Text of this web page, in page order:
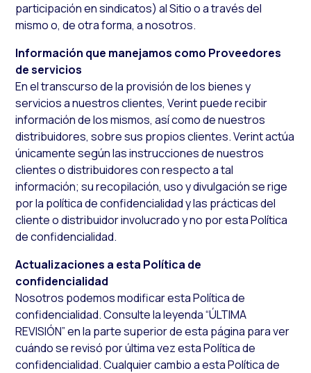
participación en sindicatos) al Sitio o a través del
mismo o, de otra forma, a nosotros.
Información que manejamos como Proveedores
de servicios
En el transcurso de la provisión de los bienes y
servicios a nuestros clientes, Verint puede recibir
información de los mismos, así como de nuestros
distribuidores, sobre sus propios clientes. Verint actúa
únicamente según las instrucciones de nuestros
clientes o distribuidores con respecto a tal
información; su recopilación, uso y divulgación se rige
por la política de confidencialidad y las prácticas del
cliente o distribuidor involucrado y no por esta Política
de confidencialidad.
Actualizaciones a esta Política de
confidencialidad
Nosotros podemos modificar esta Política de
confidencialidad. Consulte la leyenda “ÚLTIMA
REVISIÓN” en la parte superior de esta página para ver
cuándo se revisó por última vez esta Política de
confidencialidad. Cualquier cambio a esta Política de